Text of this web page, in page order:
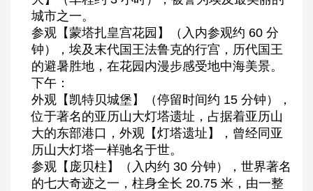
城市之一。
参观【蒙塔扎皇宫花园】（入内参观约 60 分
钟），埃及末代国王法鲁克的行宫，历代国王
的避暑胜地，在花园内漫步感受地中海美景。
下午：
外观【凯特贝城堡】（停留时间约 15 分钟），
位于著名的亚历山大灯塔遗址，占据着亚历山
大的东部港口，外观【灯塔遗址】，曾经同亚
历山大灯塔一样驰名于世。
参观【庞贝柱】（入内约 30 分钟），世界著名
的七大奇迹之一，柱身全长 20.75 米，由一整